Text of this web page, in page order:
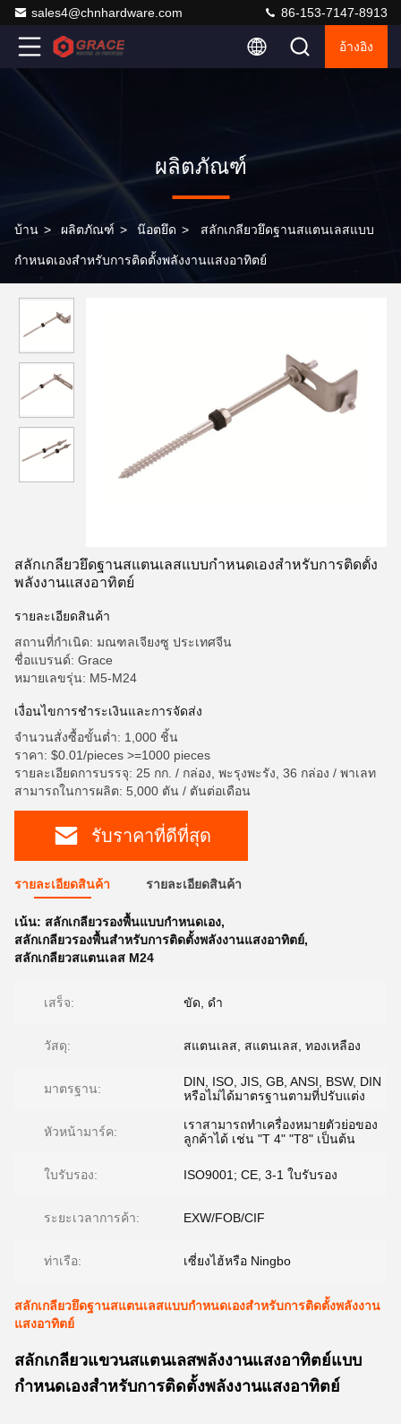
sales4@chnhardware.com 86-153-7147-8913
อ้างอิง
ผลิตภัณฑ์
บ้าน > ผลิตภัณฑ์ > น๊อตยึด > สลักเกลียวยึดฐานสแตนเลสแบบ
กำหนดเองสำหรับการติดตั้งพลังงานแสงอาทิตย์
สลักเกลียวยึดฐานสแตนเลสแบบกำหนดเองสำหรับการติดตั้ง
พลังงานแสงอาทิตย์
รายละเอียดสินค้า
สถานที่กำเนิด: มณฑลเจียงซู ประเทศจีน
ชื่อแบรนด์: Grace
หมายเลขรุ่น: M5-M24
เงื่อนไขการชำระเงินและการจัดส่ง
จำนวนสั่งซื้อขั้นต่ำ: 1,000 ชิ้น
ราคา: $0.01/pieces >=1000 pieces
รายละเอียดการบรรจุ: 25 กก. / กล่อง, พะรุงพะรัง, 36 กล่อง / พาเลท
สามารถในการผลิต: 5,000 ตัน / ตันต่อเดือน
รับราคาที่ดีที่สุด
รายละเอียดสินค้า รายละเอียดสินค้า
เน้น: สลักเกลียวรองพื้นแบบกำหนดเอง,
สลักเกลียวรองพื้นสำหรับการติดตั้งพลังงานแสงอาทิตย์,
สลักเกลียวสแตนเลส M24
เสร็จ: ขัด, ดำ
วัสดุ: สแตนเลส, สแตนเลส, ทองเหลือง
มาตรฐาน:
DIN, ISO, JIS, GB, ANSI, BSW, DIN
หรือไม่ได้มาตรฐานตามที่ปรับแต่ง
หัวหน้ามาร์ค:
เราสามารถทำเครื่องหมายตัวย่อของ
ลูกค้าได้ เช่น "T 4" "T8" เป็นต้น
ใบรับรอง: ISO9001; CE, 3-1 ใบรับรอง
ระยะเวลาการค้า: EXW/FOB/CIF
ท่าเรือ: เซี่ยงไฮ้หรือ Ningbo
สลักเกลียวยึดฐานสแตนเลสแบบกำหนดเองสำหรับการติดตั้งพลังงาน
แสงอาทิตย์
สลักเกลียวแขวนสแตนเลสพลังงานแสงอาทิตย์แบบ
กำหนดเองสำหรับการติดตั้งพลังงานแสงอาทิตย์